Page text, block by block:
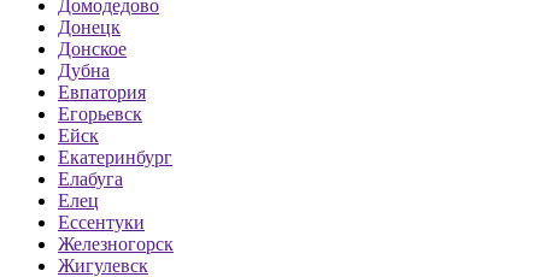
Домодедово
Донецк
Донское
Дубна
Евпатория
Егорьевск
Ейск
Екатеринбург
Елабуга
Елец
Ессентуки
Железногорск
Жигулевск